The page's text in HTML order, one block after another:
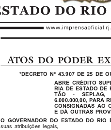
ATOS DO PODER
*DECRETO Nº 43.907 DE 25 DE
ABRE CRÉDITO
RIA DE ESTADO DE
TÃO  -  SEPLAG,
6.000.000,00, PARA
CONSIGNADAS AO
E DÁ OUTRAS
O GOVERNADOR DO ESTADO DO RIO
suas atribuições legais,